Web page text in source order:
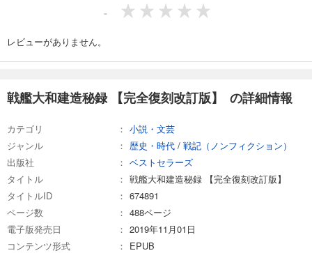
その理由を「沖縄特攻」、米軍航空機の戦闘開始から轟沈までの
「壮絶な2時間(12: 23〜14: 23)」の資料を新たに再検証。
雷撃の箇所、数を新たなる「事実」として記載した。
「大和にかかわるのは止めろ、取り憑かれるぞ」
描いた戦艦「大和」の実像である。
-
レビューがありません。
戦艦大和建造秘録 【完全復刻改訂版】 の詳細情報
カテゴリ
小説・文芸
ジャンル
歴史・時代 / 戦記（ノンフィクション）
出版社
ベストセラーズ
タイトル
戦艦大和建造秘録 【完全復刻改訂版】
タイトルID
674891
ページ数
488ページ
電子版発売日
2019年11月01日
コンテンツ形式
EPUB